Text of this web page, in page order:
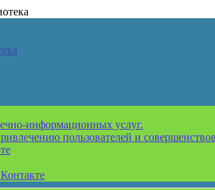
информационных услуг.
пользователей и